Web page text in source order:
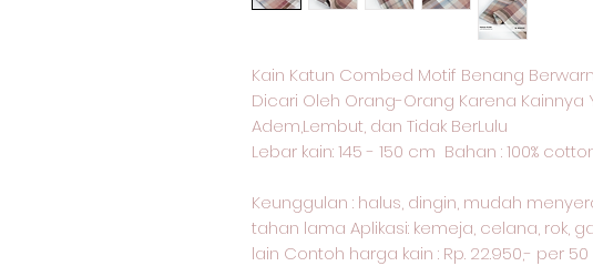
Kain Katun Combed Motif Benang
Dicari Oleh Orang-Orang Karena Kainnya
Adem,Lembut, dan Tidak BerLulu
Lebar kain: 145 - 150 cm Bahan : 100%
Keunggulan : halus, dingin, mudah
tahan lama Aplikasi: kemeja, celana, rok,
lain Contoh harga kain : Rp. 22.950,- per